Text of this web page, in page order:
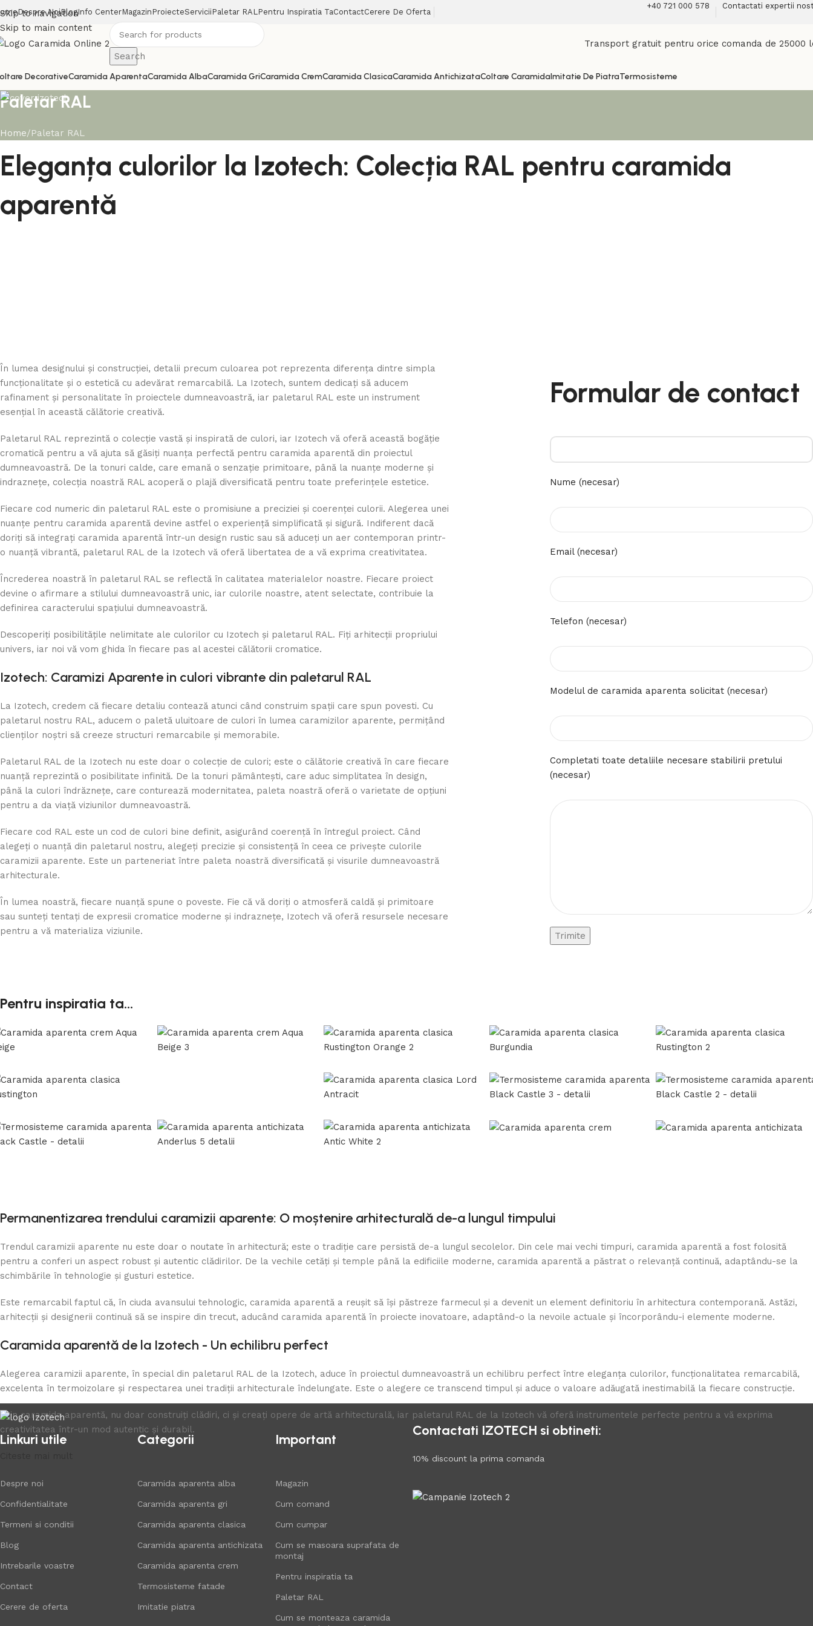
Skip to navigation
Skip to main content
Despre NoiBlogInfo CenterMagazin ProiecteServicii Paletar RALPentru Inspiratia TaContactCerere De Oferta
+40 721 000 578 Contactati expertii
Search
Transport gratuit pentru orice comanda de 25000
DecorativeCaramida AparentaCaramida AlbaCaramida GriCaramida CremCaramida ClasicaCaramida AntichizataColtare CaramidaImitatie De PiatraTermosisteme
Paletar RAL
Home Paletar RAL
Eleganța culorilor la Izotech: Colecția RAL pentru caramida
aparentă
În lumea designului și construcției, detalii precum culoarea pot reprezenta diferența dintre simpla
funcționalitate și o estetică cu adevărat remarcabilă. La Izotech, suntem dedicați să aducem
rafinament și personalitate în proiectele dumneavoastră, iar paletarul RAL este un instrument
esențial în această călătorie creativă.
Paletarul RAL reprezintă o colecție vastă și inspirată de culori, iar Izotech vă oferă această bogăție
cromatică pentru a vă ajuta să găsiți nuanța perfectă pentru caramida aparentă din proiectul
dumneavoastră. De la tonuri calde, care emană o senzație primitoare, până la nuanțe moderne și
indraznețe, colecția noastră RAL acoperă o plajă diversificată pentru toate preferințele estetice.
Fiecare cod numeric din paletarul RAL este o promisiune a preciziei și coerenței culorii. Alegerea unei
nuanțe pentru caramida aparentă devine astfel o experiență simplificată și sigură. Indiferent dacă
doriți să integrați caramida aparentă într-un design rustic sau să aduceți un aer contemporan printr-
o nuanță vibrantă, paletarul RAL de la Izotech vă oferă libertatea de a vă exprima creativitatea.
Încrederea noastră în paletarul RAL se reflectă în calitatea materialelor noastre. Fiecare proiect
devine o afirmare a stilului dumneavoastră unic, iar culorile noastre, atent selectate, contribuie la
definirea caracterului spațiului dumneavoastră.
Descoperiți posibilitățile nelimitate ale culorilor cu Izotech și paletarul RAL. Fiți arhitecții propriului
univers, iar noi vă vom ghida în fiecare pas al acestei călătorii cromatice.
Izotech: Caramizi Aparente in culori vibrante din paletarul RAL
La Izotech, credem că fiecare detaliu contează atunci când construim spații care spun povesti. Cu
paletarul nostru RAL, aducem o paletă uluitoare de culori în lumea caramizilor aparente, permițând
clienților noștri să creeze structuri remarcabile și memorabile.
Paletarul RAL de la Izotech nu este doar o colecție de culori; este o călătorie creativă în care fiecare
nuanță reprezintă o posibilitate infinită. De la tonuri pământești, care aduc simplitatea în design,
până la culori îndrăznețe, care conturează modernitatea, paleta noastră oferă o varietate de opțiuni
pentru a da viață viziunilor dumneavoastră.
Fiecare cod RAL este un cod de culori bine definit, asigurând coerență în întregul proiect. Când
alegeți o nuanță din paletarul nostru, alegeți precizie și consistență în ceea ce privește culorile
caramizii aparente. Este un parteneriat între paleta noastră diversificată și visurile dumneavoastră
arhitecturale.
În lumea noastră, fiecare nuanță spune o poveste. Fie că vă doriți o atmosferă caldă și primitoare
sau sunteți tentați de expresii cromatice moderne și indraznețe, Izotech vă oferă resursele necesare
pentru a vă materializa viziunile.
Formular de contact
Nume (necesar)
Email (necesar)
Telefon (necesar)
Modelul de caramida aparenta solicitat (necesar)
Completati toate detaliile necesare stabilirii pretului
(necesar)
Pentru inspiratia ta...
Permanentizarea trendului caramizii aparente: O moștenire arhitecturală de-a lungul timpului
Trendul caramizii aparente nu este doar o noutate în arhitectură; este o tradiție care persistă de-a lungul secolelor. Din cele mai vechi timpuri, caramida aparentă a fost folosită
pentru a conferi un aspect robust și autentic clădirilor. De la vechile cetăți și temple până la edificiile moderne, caramida aparentă a păstrat o relevanță continuă, adaptându-se la
schimbările în tehnologie și gusturi estetice.
Este remarcabil faptul că, în ciuda avansului tehnologic, caramida aparentă a reușit să își păstreze farmecul și a devenit un element definitoriu în arhitectura contemporană. Astăzi,
arhitecții și designerii continuă să se inspire din trecut, aducând caramida aparentă în proiecte inovatoare, adaptând-o la nevoile actuale și încorporându-i elemente moderne.
Caramida aparentă de la Izotech - Un echilibru perfect
Alegerea caramizii aparente, în special din paletarul RAL de la Izotech, aduce în proiectul dumneavoastră un echilibru perfect între eleganța culorilor, funcționalitatea remarcabilă,
excelenta în termoizolare și respectarea unei tradiții arhitecturale îndelungate. Este o alegere ce transcend timpul și aduce o valoare adăugată inestimabilă la fiecare construcție.
Prin caramida aparentă, nu doar construiți clădiri, ci și creați opere de artă arhitecturală, iar paletarul RAL de la Izotech vă oferă instrumentele perfecte pentru a vă exprima
creativitatea într-un mod autentic și durabil.
Linkuri utile
Despre noi
Confidentialitate
Termeni si conditii
Blog
Intrebarile voastre
Contact
Cerere de oferta
Categorii
Caramida aparenta alba
Caramida aparenta gri
Caramida aparenta clasica
Caramida aparenta antichizata
Caramida aparenta crem
Termosisteme fatade
Imitatie piatra
Important
Magazin
Cum comand
Cum cumpar
Cum se masoara suprafata de
montaj
Pentru inspiratia ta
Paletar RAL
Cum se monteaza caramida
Contactati IZOTECH si obtineti:
10% discount la prima comanda